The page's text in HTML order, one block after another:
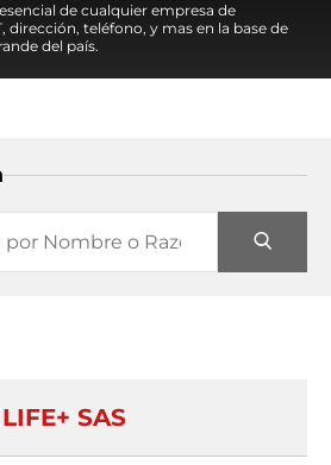
de cualquier empresa de
dirección, teléfono, y mas en la base de
del país.
LIFE+ SAS